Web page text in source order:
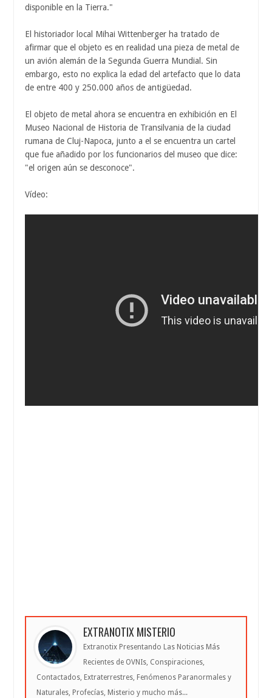
disponible en la Tierra."
El historiador local Mihai Wittenberger ha tratado de
afirmar que el objeto es en realidad una pieza de metal de
un avión alemán de la Segunda Guerra Mundial. Sin
embargo, esto no explica la edad del artefacto que lo data
de entre 400 y 250.000 años de antigüedad.
El objeto de metal ahora se encuentra en exhibición en El
Museo Nacional de Historia de Transilvania de la ciudad
rumana de Cluj-Napoca, junto a el se encuentra un cartel
que fue añadido por los funcionarios del museo que dice:
"el origen aún se desconoce".
Vídeo:
EXTRANOTIX MISTERIO
Extranotix Presentando Las Noticias Más
Recientes de OVNIs, Conspiraciones,
Contactados, Extraterrestres, Fenómenos Paranormales y
Naturales, Profecías, Misterio y mucho más...